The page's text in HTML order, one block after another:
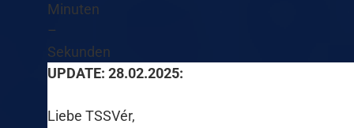
Minuten
–
Sekunden
UPDATE: 28.02.2025:
Liebe TSSVér,